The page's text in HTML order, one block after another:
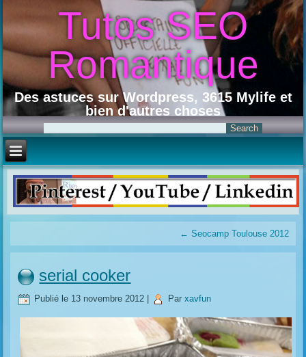
Tutos SEO
Romantique
Des astuces sur Wordpress, 3615 Mylife et
bien d'autres choses
← Seocamp Toulouse 2012
serial cooker
Publié le 13 novembre 2012 Par xavfun